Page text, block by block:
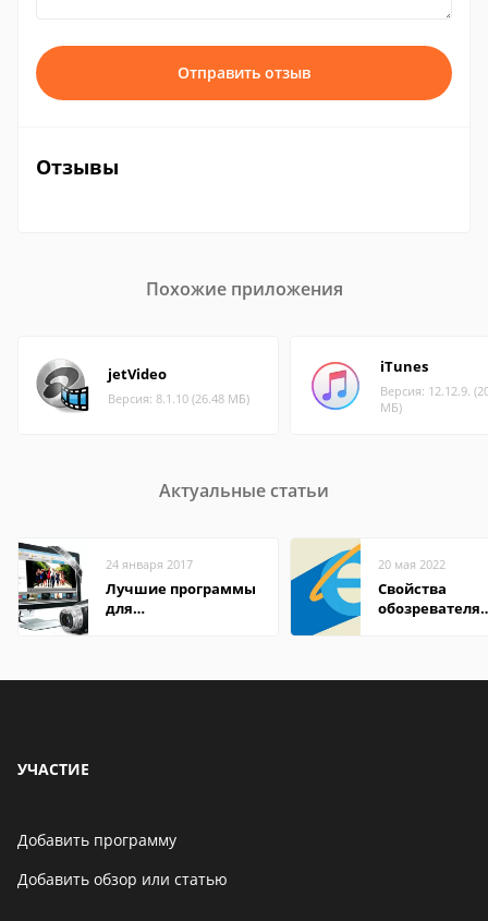
Отправить отзыв
Отзывы
Похожие приложения
jetVideo
Версия: 8.1.10 (26.48 МБ)
iTunes
Версия: 12.12.9.
МБ)
Актуальные статьи
24 января 2017
Лучшие программы
для
20 мая 2022
Свойства
обозревателя
УЧАСТИЕ
Добавить программу
Добавить обзор или статью